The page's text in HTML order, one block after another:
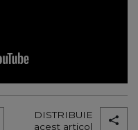
DISTRIBUIE
acest articol